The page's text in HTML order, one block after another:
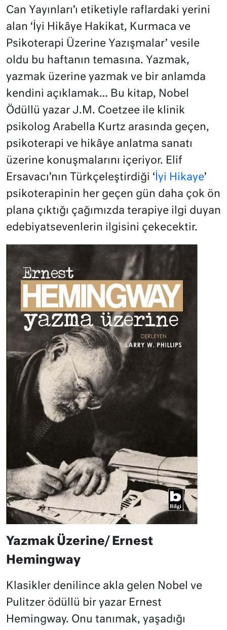
Can Yayınları’ı etiketiyle raflardaki yerini
alan ‘İyi Hikâye Hakikat, Kurmaca ve
Psikoterapi Üzerine Yazışmalar’ vesile
oldu bu haftanın temasına. Yazmak,
yazmak üzerine yazmak ve bir anlamda
kendini açıklamak… Bu kitap, Nobel
Ödüllü yazar J.M. Coetzee ile klinik
psikolog Arabella Kurtz arasında geçen,
psikoterapi ve hikâye anlatma sanatı
üzerine konuşmalarını içeriyor. Elif
Ersavacı’nın Türkçeleştirdiği ‘ İyi Hikaye’
psikoterapinin her geçen gün daha çok ön
plana çıktığı çağımızda terapiye ilgi duyan
edebiyatsevenlerin ilgisini çekecektir.
Yazmak Üzerine/ Ernest
Hemingway
Klasikler denilince akla gelen Nobel ve
Pulitzer ödüllü bir yazar Ernest
Hemingway. Onu tanımak, yaşadığı